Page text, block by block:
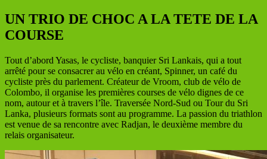
UN TRIO DE CHOC A LA TETE DE LA
COURSE
Tout d’abord Yasas, le cycliste, banquier Sri Lankais, qui a tout
arrêté pour se consacrer au vélo en créant, Spinner, un café du
cycliste près du parlement. Créateur de Vroom, club de vélo de
Colombo, il organise les premières courses de vélo dignes de ce
nom, autour et à travers l’île. Traversée Nord-Sud ou Tour du Sri
Lanka, plusieurs formats sont au programme. La passion du triathlon
est venue de sa rencontre avec Radjan, le deuxième membre du
relais organisateur.